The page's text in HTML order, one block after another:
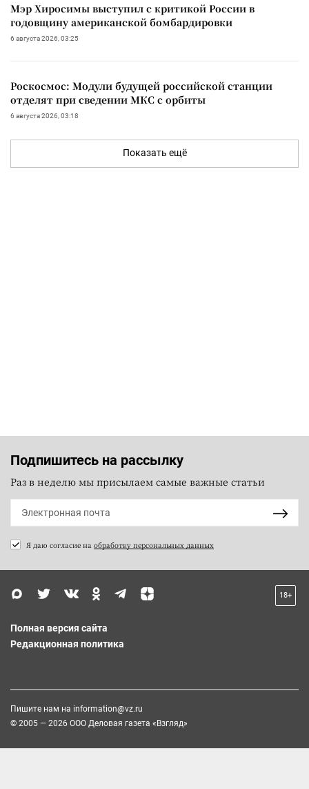
Мэр Хиросимы выступил с критикой России в
годовщину американской бомбардировки
6 августа 2026, 03:25
Роскосмос: Модули будущей российской станции
отделят при сведении МКС с орбиты
6 августа 2026, 03:18
Показать ещё
Подпишитесь на рассылку
Раз в неделю мы присылаем самые важные статьи
Я даю согласие на обработку персональных данных
18+
Полная версия сайта
Редакционная политика
Пишите нам на information@vz.ru
© 2005 — 2026 ООО Деловая газета «Взгляд»